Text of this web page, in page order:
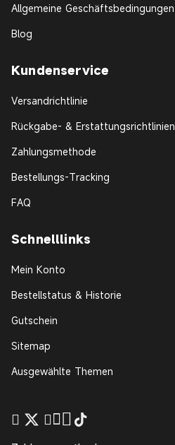
Allgemeine Geschäftsbedingungen
Blog
Kundenservice
Versandrichtlinie
Rückgabe- & Erstattungsrichtlinien
Zahlungsmethode
Bestellungs-Tracking
FAQ
Schnelllinks
Mein Konto
Bestellstatus & Historie
Gutschein
Sitemap
Ausgewählte Themen